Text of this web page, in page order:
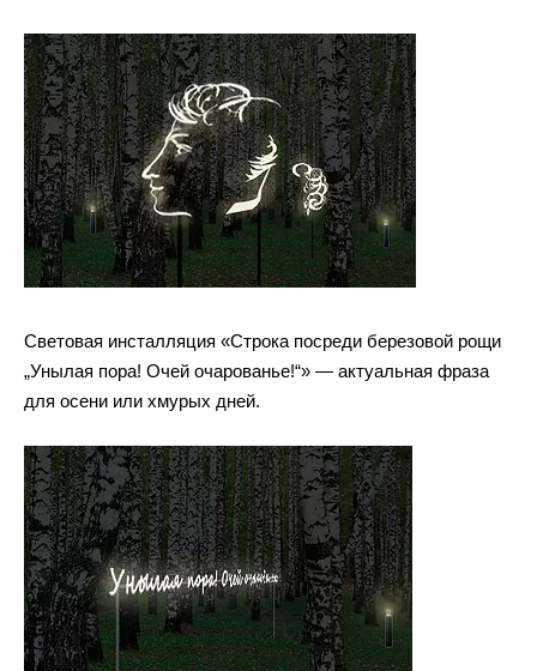
Световая инсталляция «Строка посреди березовой рощи
„Унылая пора! Очей очарованье!“» — актуальная фраза
для осени или хмурых дней.